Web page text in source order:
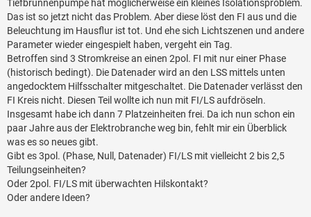
Tiefbrunnenpumpe hat möglicherweise ein kleines Isolationsproblem.
Das ist so jetzt nicht das Problem. Aber diese löst den FI aus und die
Beleuchtung im Hausflur ist tot. Und ehe sich Lichtszenen und andere
Parameter wieder eingespielt haben, vergeht ein Tag.
Betroffen sind 3 Stromkreise an einen 2pol. FI mit nur einer Phase
(historisch bedingt). Die Datenader wird an den LSS mittels unten
angedocktem Hilfsschalter mitgeschaltet. Die Datenader verlässt den
FI Kreis nicht. Diesen Teil wollte ich nun mit FI/LS aufdröseln.
Insgesamt habe ich dann 7 Platzeinheiten frei. Da ich nun schon ein
paar Jahre aus der Elektrobranche weg bin, fehlt mir ein Überblick
was es so neues gibt.
Gibt es 3pol. (Phase, Null, Datenader) FI/LS mit vielleicht 2 bis 2,5
Teilungseinheiten?
Oder 2pol. FI/LS mit überwachten Hilskontakt?
Oder andere Ideen?